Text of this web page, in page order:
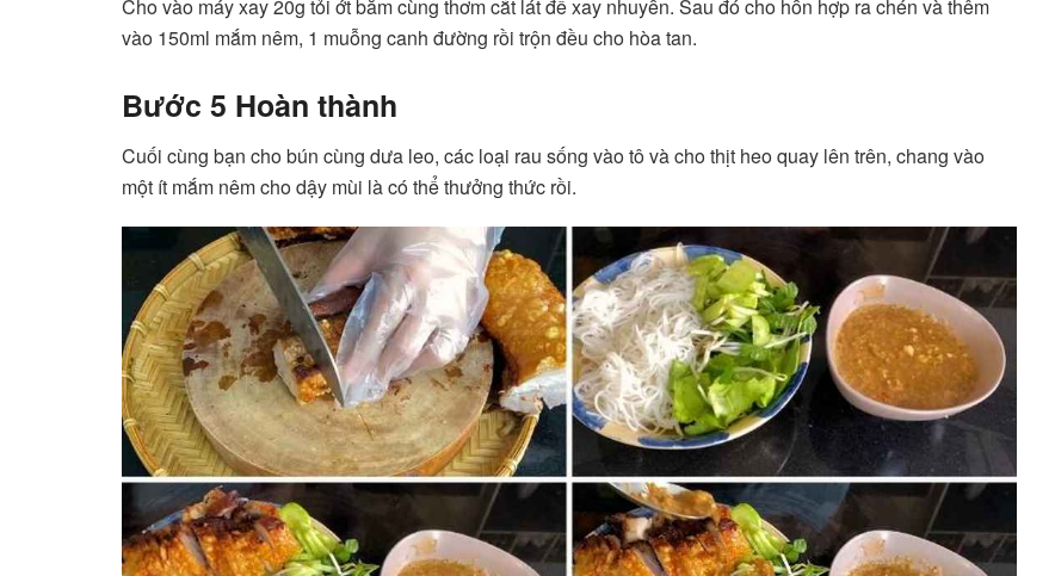
Cho vào máy xay 20g tỏi ớt băm cùng thơm cắt lát để xay nhuyễn. Sau đó cho hỗn hợp ra chén và thêm
vào 150ml mắm nêm, 1 muỗng canh đường rồi trộn đều cho hòa tan.
Bước 5 Hoàn thành
Cuối cùng bạn cho bún cùng dưa leo, các loại rau sống vào tô và cho thịt heo quay lên trên, chang vào
một ít mắm nêm cho dậy mùi là có thể thưởng thức rồi.